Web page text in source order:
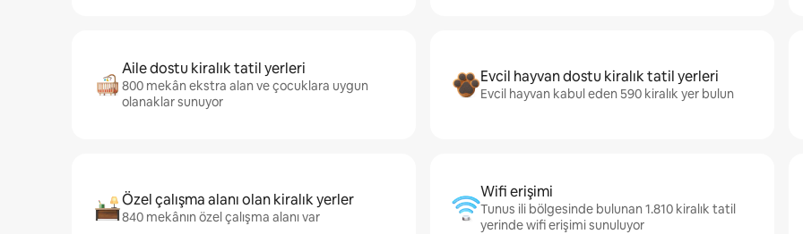
Aile dostu kiralık tatil yerleri
800 mekân ekstra alan ve çocuklara uygun
olanaklar sunuyor
Evcil hayvan dostu kiralık tatil yerleri
Evcil hayvan kabul eden 590 kiralık yer bulun
Özel çalışma alanı olan kiralık yerler
840 mekânın özel çalışma alanı var
Wifi erişimi
Tunus ili bölgesinde bulunan 1.810 kiralık tatil
yerinde wifi erişimi sunuluyor